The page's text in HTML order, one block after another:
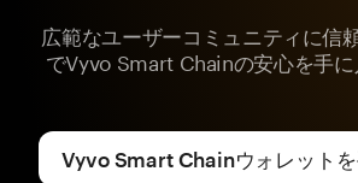
広範なユーザーコミュニティに信
でVyvo Smart Chainの安心を手に
Vyvo Smart Chainウォレットを